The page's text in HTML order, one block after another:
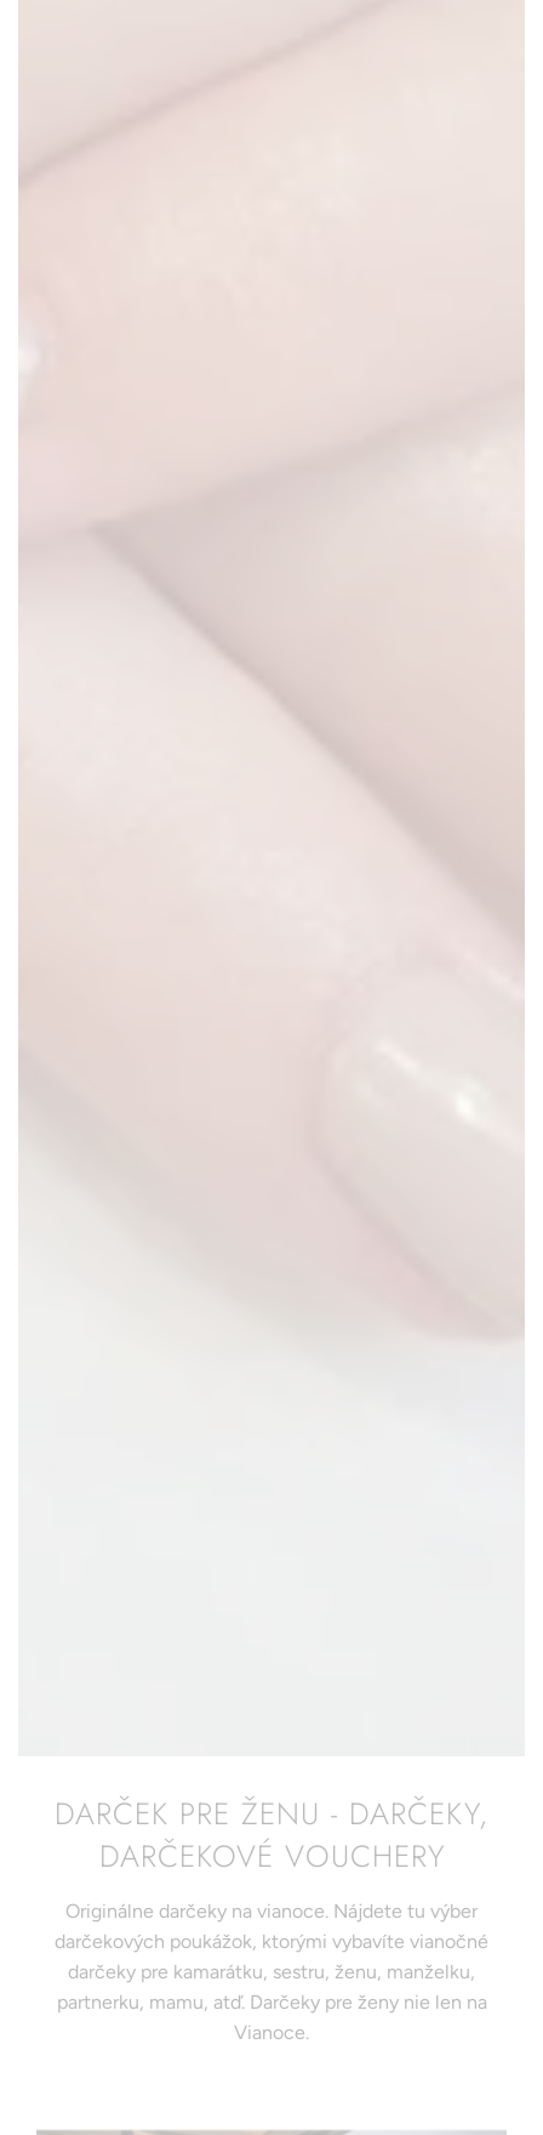
DARČEK PRE ŽENU - DARČEKY,
DARČEKOVÉ VOUCHERY
Originálne darčeky na vianoce. Nájdete tu výber
darčekových poukážok, ktorými vybavíte vianočné
darčeky pre kamarátku, sestru, ženu, manželku,
partnerku, mamu, atď. Darčeky pre ženy nie len na
Vianoce.